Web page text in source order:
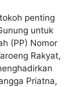
penting
untuk
(PP) Nomor
Rakyat,
Priatna,